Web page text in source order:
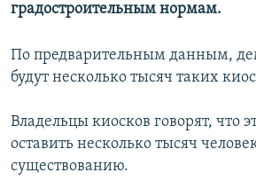
градостроительным нормам.
По предварительным данным,
будут несколько тысяч таких
Владельцы киосков говорят, что
оставить несколько тысяч
существованию.